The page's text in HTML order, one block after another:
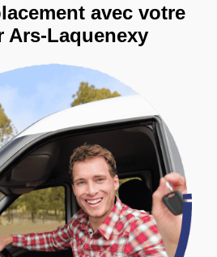
avec votre
Ars-Laquenexy